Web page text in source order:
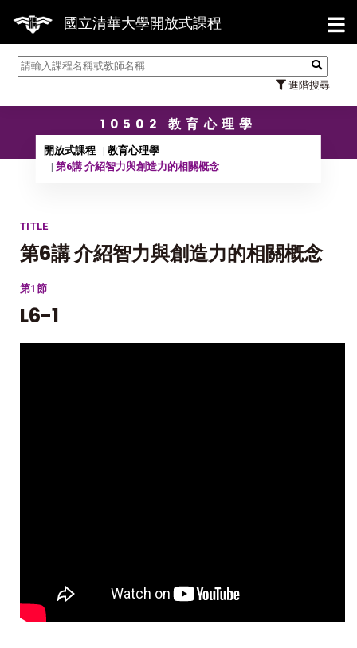
國立清華大學開放式課程
進階搜尋
【7/31】114學年度第
10502 教育心理學
開放式課程
教育心理學
第6講 介紹智力與創造力的相關概念
TITLE
第6講 介紹智力與創造力的相關概念
第1節
L6-1